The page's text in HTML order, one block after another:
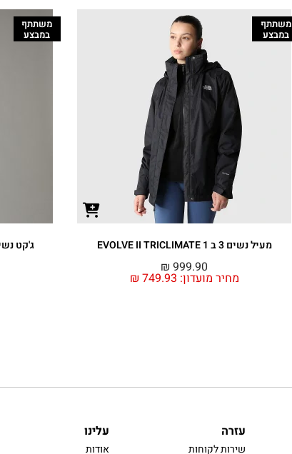
משתתף
במבצע
מעיל נשים 3 ב 1 EVOLVE II TRICLIMATE
מחיר מועדון: ₪ 749.93
₪ 999.90
משתתף
במבצע
עזרה
שירות לקוחות
עלינו
אודות